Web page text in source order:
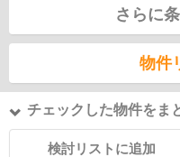
さらに
物件
チェックした物件をま
検討リストに追加